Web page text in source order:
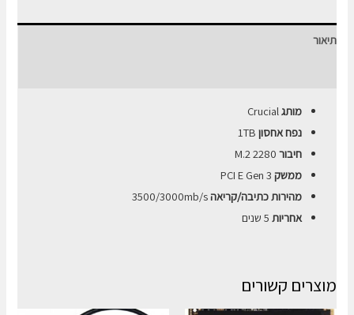
CT1000P3SSD8
NVMe
NAND
תיאור
מותגCrucial
נפח אחסון 1TB
חיבור M.2 2280
ממשק PCI E Gen 3
מהירות כתיבה/קריאה3500/3000mb/s
אחריות
מוצרים קשורים